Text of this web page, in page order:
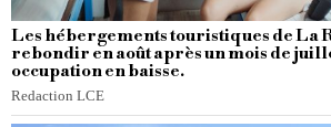
Les hébergements touristiques de La
rebondir en août après un mois de
occupation en baisse.
Redaction LCE